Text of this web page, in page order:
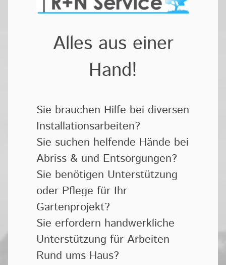
Alles aus einer
Hand!
Sie brauchen Hilfe bei diversen
Installationsarbeiten?
Sie suchen helfende Hände bei
Abriss & und Entsorgungen?
Sie benötigen Unterstützung
oder Pflege für Ihr
Gartenprojekt?
Sie erfordern handwerkliche
Unterstützung für Arbeiten
Rund ums Haus?